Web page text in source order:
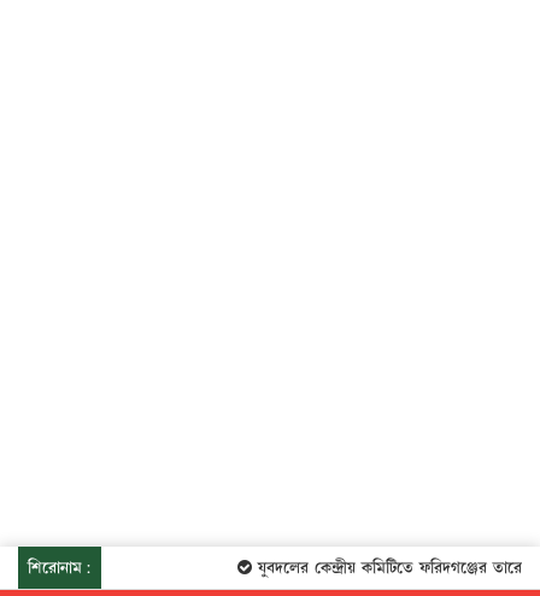
শিরোনাম: যুবদলের কেন্দ্রীয় কমিটিতে ফরিদগঞ্জের তারেকুর